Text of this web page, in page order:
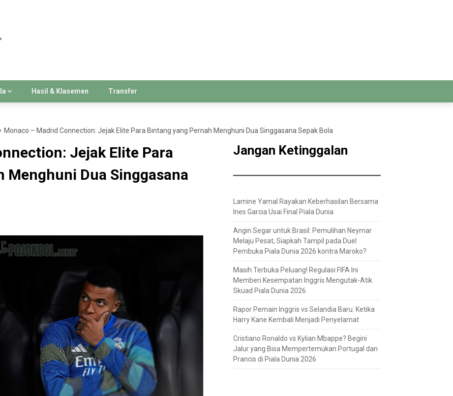
Hasil & Klasemen Transfer
Monaco – Madrid Connection: Jejak Elite Para Bintang yang Pernah Menghuni Dua Singgasana Sepak Bola
Jejak Elite Para
Menghuni Dua Singgasana
Jangan Ketinggalan
Lamine Yamal Rayakan Keberhasilan Bersama
Ines Garcia Usai Final Piala Dunia
Angin Segar untuk Brasil: Pemulihan Neymar
Melaju Pesat, Siapkah Tampil pada Duel
Pembuka Piala Dunia 2026 kontra Maroko?
Masih Terbuka Peluang! Regulasi FIFA Ini
Memberi Kesempatan Inggris Mengutak-Atik
Skuad Piala Dunia 2026
Rapor Pemain Inggris vs Selandia Baru: Ketika
Harry Kane Kembali Menjadi Penyelamat
Cristiano Ronaldo vs Kylian Mbappe? Begini
Jalur yang Bisa Mempertemukan Portugal dan
Prancis di Piala Dunia 2026